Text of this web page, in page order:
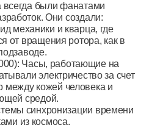
были фанатами
Они создали:
механики и кварца, где
от вращения ротора, как в
Часы, работающие на
электричество за счет
между кожей человека и
средой.
синхронизации времени
из космоса.